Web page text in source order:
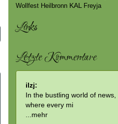
Wollfest Heilbronn KAL Freyja
Links
Letzte Kommentare
ilzj:
In the bustling world of news,
where every mi
mehr